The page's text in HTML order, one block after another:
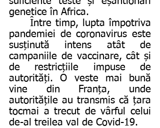
genetice în Africa.
pandemiei de coronavirus este
susținută intens atât de
campaniile de vaccinare, cât și
de restricțiile impuse de
autorități. O veste mai bună
vine din Franța, unde
autoritățile au transmis că țara
tocmai a trecut de vârful celui
de-al treilea val de Covid-19.